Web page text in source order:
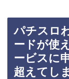
パチスロ
ードが使
ービスに
超えてし